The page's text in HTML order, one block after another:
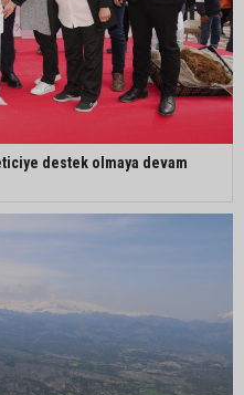
destek olmaya devam